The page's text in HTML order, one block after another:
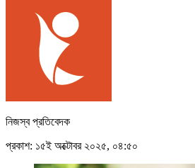
নিজস্ব প্রতিবেদক
প্রকাশ: ১৫ই অক্টোবর ২০২৫, ০৪:৫০